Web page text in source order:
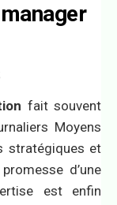
fait souvent
Moyens
stratégiques et
d’une
est enfin